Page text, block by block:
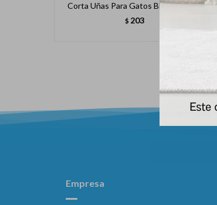
Corta Uñas Para Gatos Blister C/lima
$ 203
Empresa